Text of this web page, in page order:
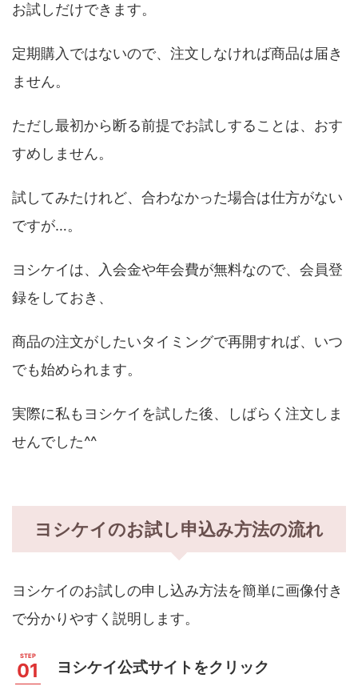
お試しだけできます。
定期購入ではないので、注文しなければ商品は届き
ません。
ただし最初から断る前提でお試しすることは、おす
すめしません。
試してみたけれど、合わなかった場合は仕方がない
ですが…。
ヨシケイは、入会金や年会費が無料なので、会員登
録をしておき、
商品の注文がしたいタイミングで再開すれば、いつ
でも始められます。
実際に私もヨシケイを試した後、しばらく注文しま
せんでした^^
ヨシケイのお試し申込み方法の流れ
ヨシケイのお試しの申し込み方法を簡単に画像付き
で分かりやすく説明します。
ヨシケイ公式サイトをクリック